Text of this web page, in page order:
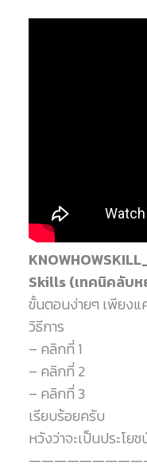
Skills (เทคนิคลับห
ขั้นตอนง่ายๆ เพียงแ
วิธีการ
– คลิกที่ 1
– คลิกที่ 2
– คลิกที่ 3
เรียบร้อยครับ
หวังว่าจะเป็นประโ